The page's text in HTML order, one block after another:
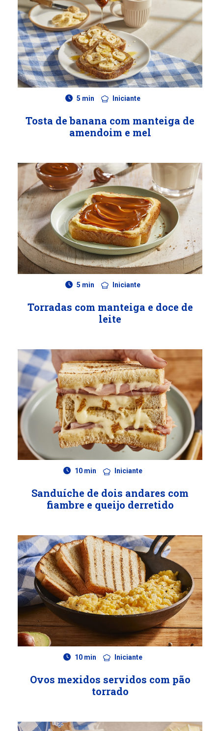
5 min Iniciante
Tosta de banana com manteiga de
amendoim e mel
5 min Iniciante
Torradas com manteiga e doce de
leite
10 min Iniciante
Sanduíche de dois andares com
fiambre e queijo derretido
10 min Iniciante
Ovos mexidos servidos com pão
torrado